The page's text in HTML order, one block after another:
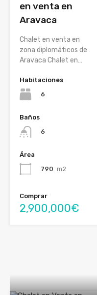
en venta en
Aravaca
Chalet en venta en
zona diplomáticos de
Aravaca Chalet en…
Habitaciones
6
Baños
6
Área
790 m2
Comprar
2,900,000€